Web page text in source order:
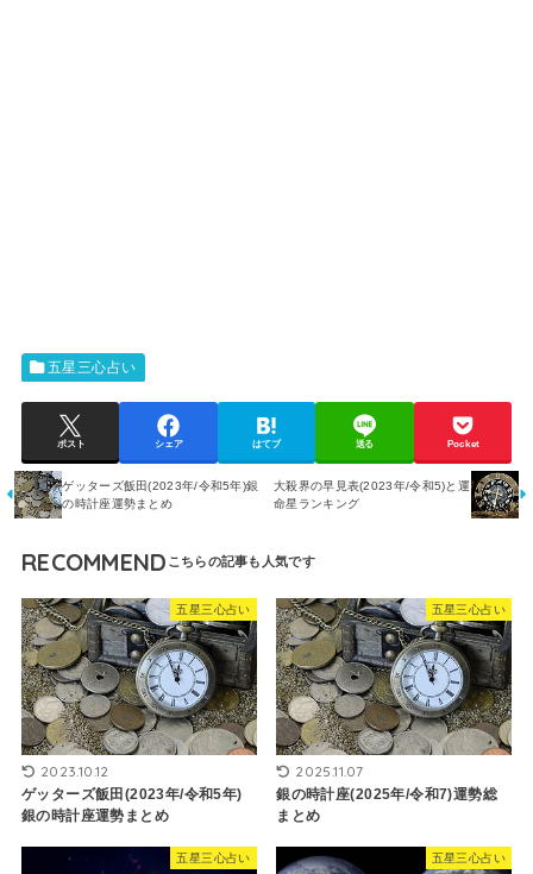
五星三心占い
ポスト シェア はてブ 送る Pocket
ゲッターズ飯田(2023年/令和5年)銀
の時計座運勢まとめ
大殺界の早見表(2023年/令和5)と運
命星ランキング
RECOMMEND
五星三心占い
2023.10.12
ゲッターズ飯田(2023年/令和5年)
銀の時計座運勢まとめ
五星三心占い
2025.11.07
銀の時計座(2025年/令和7)運勢総
まとめ
五星三心占い 五星三心占い